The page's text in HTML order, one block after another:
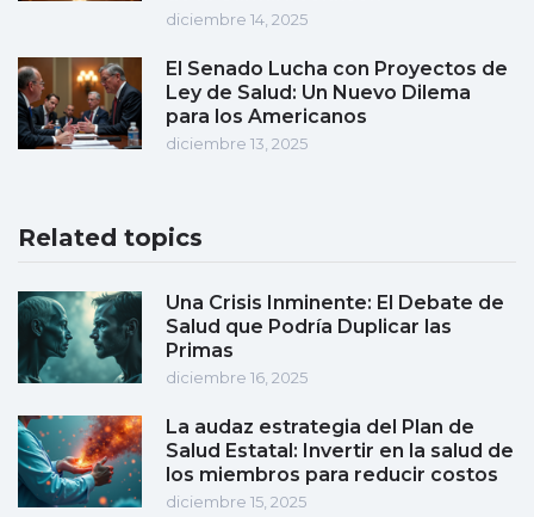
diciembre 14, 2025
El Senado Lucha con Proyectos de
Ley de Salud: Un Nuevo Dilema
para los Americanos
diciembre 13, 2025
Related topics
Una Crisis Inminente: El Debate de
Salud que Podría Duplicar las
Primas
diciembre 16, 2025
La audaz estrategia del Plan de
Salud Estatal: Invertir en la salud de
los miembros para reducir costos
diciembre 15, 2025